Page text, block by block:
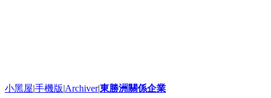
小黑屋|手機版|Archiver|東勝洲關係企業